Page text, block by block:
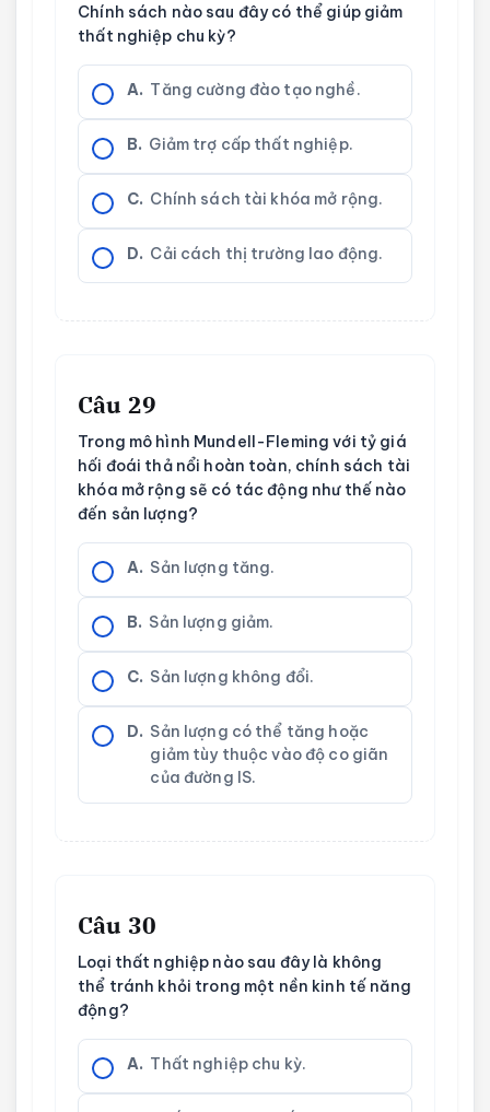
Chính sách nào sau đây có thể giúp giảm
thất nghiệp chu kỳ?
A. Tăng cường đào tạo nghề.
B. Giảm trợ cấp thất nghiệp.
C. Chính sách tài khóa mở rộng.
D. Cải cách thị trường lao động.
Câu 29
Trong mô hình Mundell-Fleming với tỷ giá
hối đoái thả nổi hoàn toàn, chính sách tài
khóa mở rộng sẽ có tác động như thế nào
đến sản lượng?
A. Sản lượng tăng.
B. Sản lượng giảm.
C. Sản lượng không đổi.
D. Sản lượng có thể tăng hoặc
giảm tùy thuộc vào độ co giãn
của đường IS.
Câu 30
Loại thất nghiệp nào sau đây là không
thể tránh khỏi trong một nền kinh tế năng
động?
A. Thất nghiệp chu kỳ.